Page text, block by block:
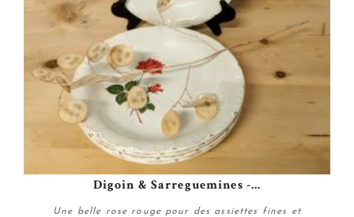
Digoin & Sarreguemines -...
Une belle rose rouge pour des assiettes fines et